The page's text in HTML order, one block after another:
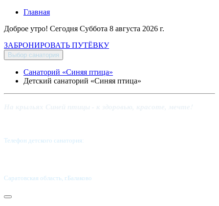
Главная
Доброе утро! Сегодня Суббота 8 августа 2026 г.
ЗАБРОНИРОВАТЬ ПУТЁВКУ
Выбор санатория
Санаторий «Синяя птица»
Детский санаторий «Синяя птица»
Телефон детского санатория:
Саратовская область, г.Балаково